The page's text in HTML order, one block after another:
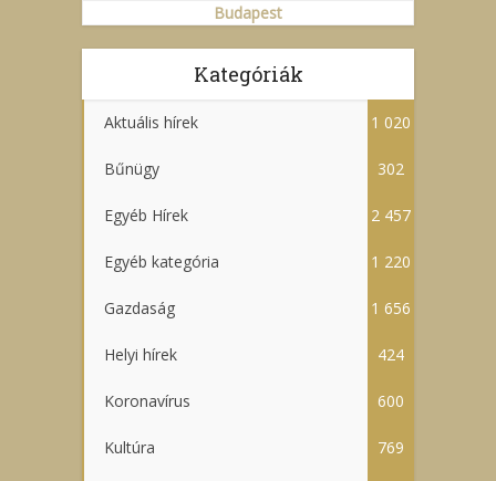
Budapest
Kategóriák
Aktuális hírek 1 020
Bűnügy 302
Egyéb Hírek 2 457
Egyéb kategória 1 220
Gazdaság 1 656
Helyi hírek 424
Koronavírus 600
Kultúra 769